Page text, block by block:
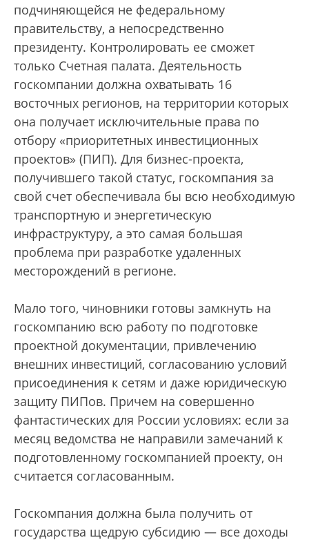
подчиняющейся не федеральному
правительству, а непосредственно
президенту. Контролировать ее сможет
только Счетная палата. Деятельность
госкомпании должна охватывать 16
восточных регионов, на территории которых
она получает исключительные права по
отбору «приоритетных инвестиционных
проектов» (ПИП). Для бизнес-проекта,
получившего такой статус, госкомпания за
свой счет обеспечивала бы всю необходимую
транспортную и энергетическую
инфраструктуру, а это самая большая
проблема при разработке удаленных
месторождений в регионе.
Мало того, чиновники готовы замкнуть на
госкомпанию всю работу по подготовке
проектной документации, привлечению
внешних инвестиций, согласованию условий
присоединения к сетям и даже юридическую
защиту ПИПов. Причем на совершенно
фантастических для России условиях: если за
месяц ведомства не направили замечаний к
подготовленному госкомпанией проекту, он
считается согласованным.
Госкомпания должна была получить от
государства щедрую субсидию — все доходы